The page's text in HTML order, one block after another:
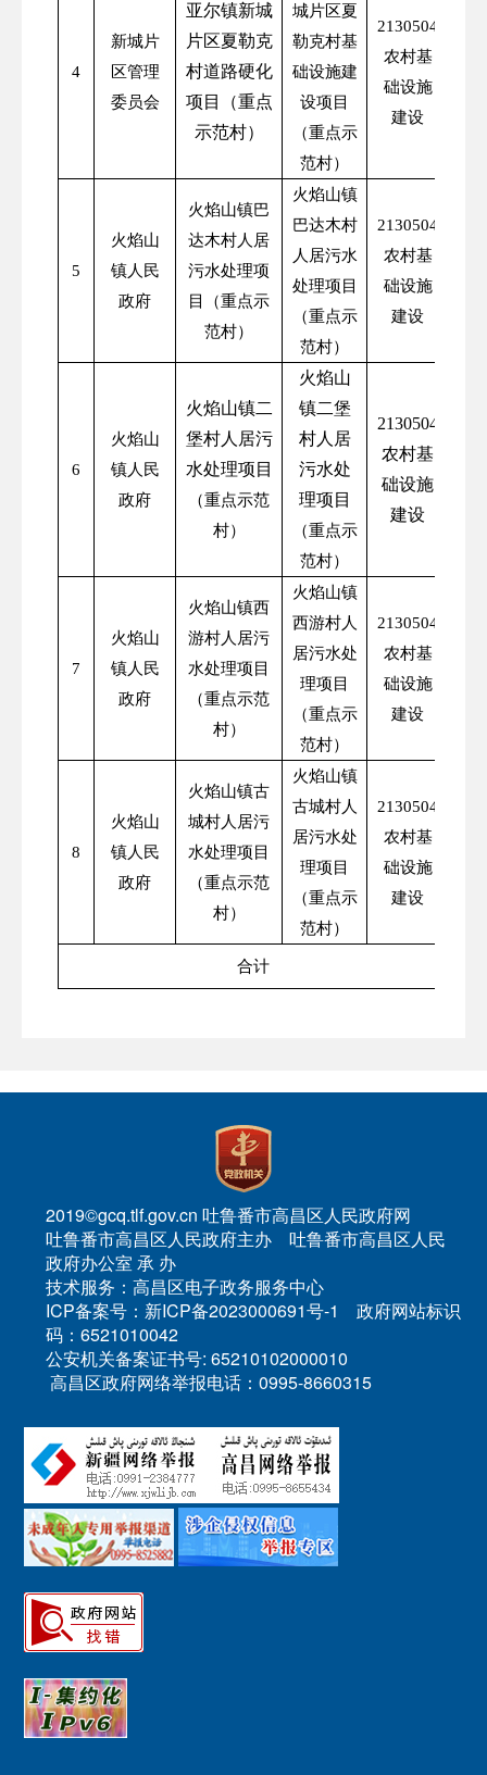
4
新城片
区管理
委员会
亚尔镇新城
片区夏勒克
村道路硬化
项目（重点
示范村）
城片区夏
勒克村基
础设施建
设项目
（重点示
范村）
2130504
农村基
础设施
建设
5
火焰山
镇人民
政府
火焰山镇巴
达木村人居
污水处理项
目（重点示
范村）
火焰山镇
巴达木村
人居污水
处理项目
（重点示
范村）
2130504
农村基
础设施
建设
6
火焰山
镇人民
政府
火焰山镇二
堡村人居污
水处理项目
（重点示范
村）
火焰山
镇二堡
村人居
污水处
理项目
（重点示
范村）
2130504
农村基
础设施
建设
7
火焰山
镇人民
政府
火焰山镇西
游村人居污
水处理项 目
（重点示范
村）
火焰山镇
西游村人
居污水处
理项目
（重点示
范村）
2130504
农村基
础设施
建设
8
火焰山
镇人民
政府
火焰山镇古
城村人居污
水处理项目
（重点示范
村）
火焰山镇
古城村人
居污水处
理项目
（重点示
范村）
2130504
农村基
础设施
建设
合计
2019©gcq.tlf.gov.cn 吐鲁番市高昌区人民政府网
吐鲁番市高昌区人民政府主办 吐鲁番市高昌区人民
政府办公室 承 办
技术服务：高昌区电子政务服务中心
ICP备案号：新ICP备2023000691号-1 政府网站标识
码：6521010042
公安机关备案证书号: 65210102000010
高昌区政府网络举报电话：0995-8660315